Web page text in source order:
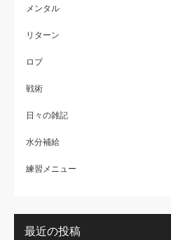
メンタル
リターン
ロブ
戦術
日々の雑記
水分補給
練習メニュー
最近の投稿